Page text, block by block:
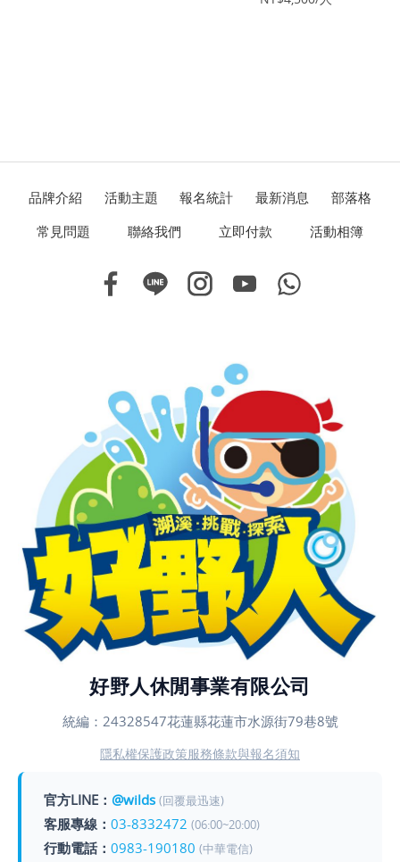
品牌介紹 活動主題 報名統計 最新消息
部落格
常見問題
聯絡我們 立即付款 活動相簿
好野人休閒事業有限公司
統編：24328547花蓮縣花蓮市水源街79巷8號
隱私權保護政策服務條款與報名須知
官方LINE： @wilds (回覆最迅速)
客服專線： 03-8332472 (06:00~20:00)
行動電話： 0983-190180 (中華電信)